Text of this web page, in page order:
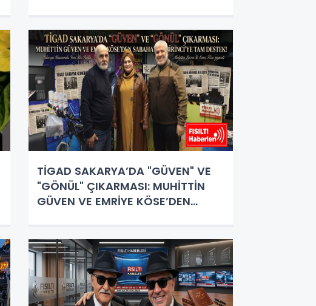
TİGAD SAKARYA’DA "GÜVEN" VE
"GÖNÜL" ÇIKARMASI: MUHİTTİN
GÜVEN VE EMRİYE KÖSE’DEN